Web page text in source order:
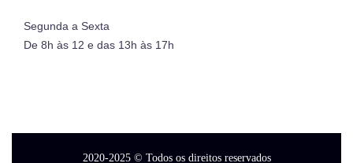
Segunda a Sexta
De 8h às 12 e das 13h às 17h
2020-2025© Todos os direitos reservados